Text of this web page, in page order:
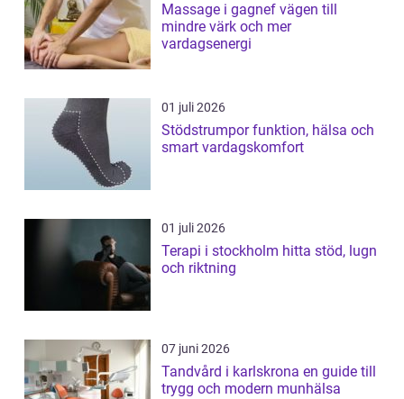
Massage i gagnef vägen till
mindre värk och mer
vardagsenergi
01 juli 2026
Stödstrumpor funktion, hälsa och
smart vardagskomfort
01 juli 2026
Terapi i stockholm hitta stöd, lugn
och riktning
07 juni 2026
Tandvård i karlskrona en guide till
trygg och modern munhälsa